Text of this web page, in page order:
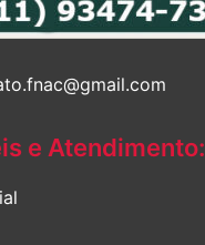
e Atendimento: